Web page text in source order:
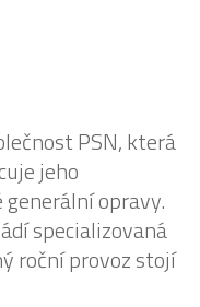
PSN, která
jeho
opravy.
specializovaná
roční provoz stojí